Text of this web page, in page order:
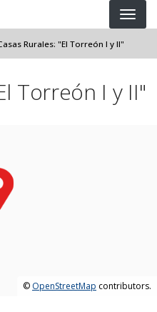
principal
Rurales: "El Torreón I y II"
Torreón I y II"
© OpenStreetMap contributors.